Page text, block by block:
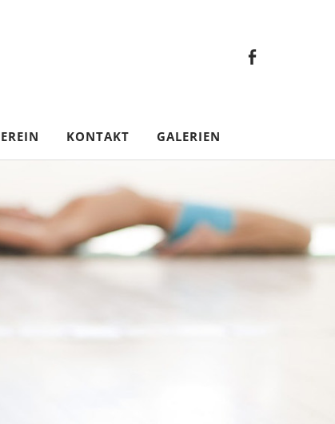
KONTAKT GALERIEN